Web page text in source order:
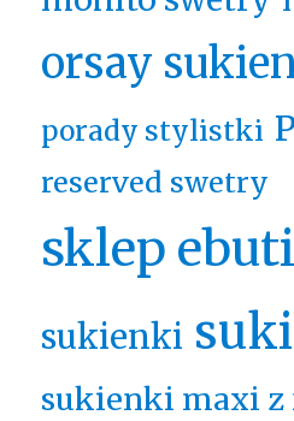
orsay
porady stylistki
reserved swetry
sklep
sukienki
sukienki maxi z